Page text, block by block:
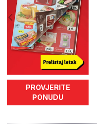
PROVJERITE
PONUDU